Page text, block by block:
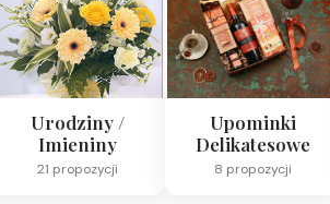
Urodziny /
Imieniny
21 propozycji
Upominki
Delikatesowe
8 propozycji